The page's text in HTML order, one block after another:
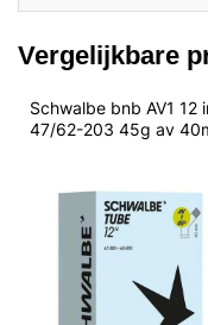
Vergelijkbare
Schwalbe bnb AV1 12
47/62-203 45g av